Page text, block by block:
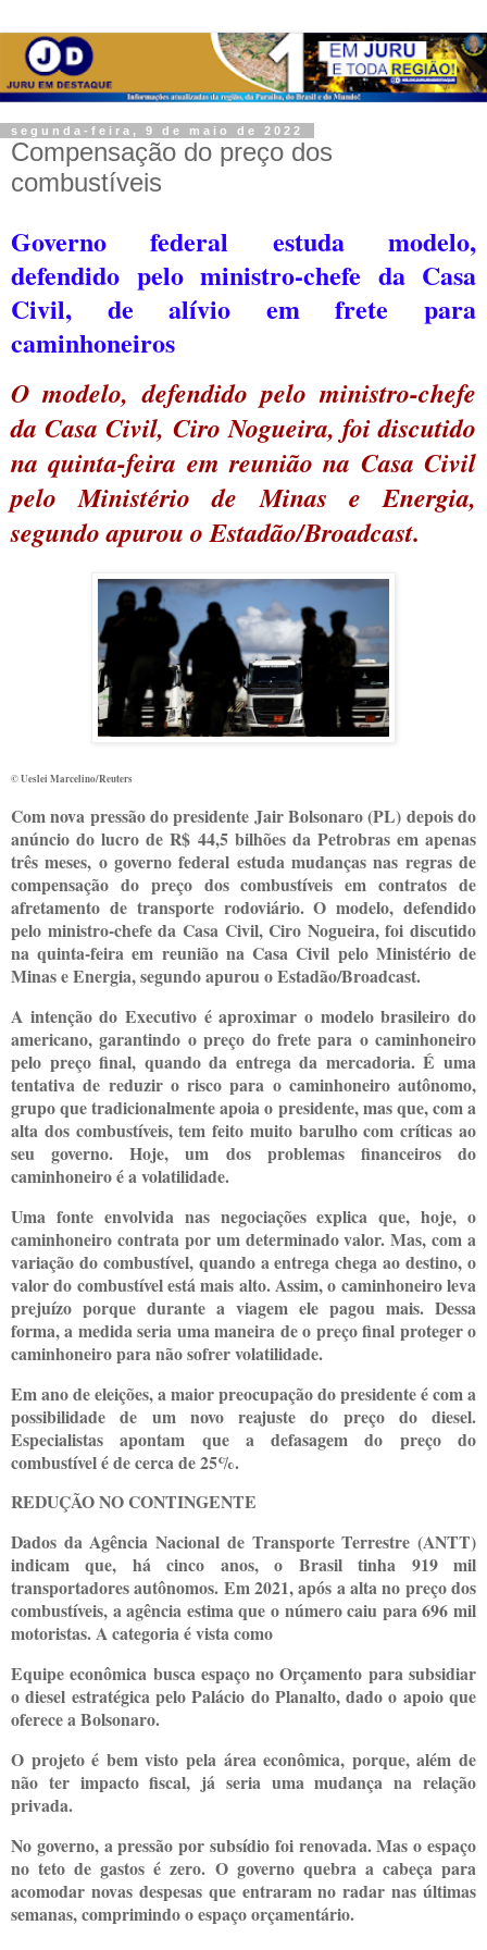
segunda-feira, 9 de maio de 2022
Compensação do preço dos
combustíveis
Governo federal estuda modelo,
defendido pelo ministro-chefe da Casa
Civil, de alívio em frete para
caminhoneiros
O modelo, defendido pelo ministro-chefe
da Casa Civil, Ciro Nogueira, foi discutido
na quinta-feira em reunião na Casa Civil
pelo Ministério de Minas e Energia,
segundo apurou o Estadão/Broadcast.
© Ueslei Marcelino/Reuters
Com nova pressão do presidente Jair Bolsonaro (PL) depois do
anúncio do lucro de R$ 44,5 bilhões da Petrobras em apenas
três meses, o governo federal estuda mudanças nas regras de
compensação do preço dos combustíveis em contratos de
afretamento de transporte rodoviário. O modelo, defendido
pelo ministro-chefe da Casa Civil, Ciro Nogueira, foi discutido
na quinta-feira em reunião na Casa Civil pelo Ministério de
Minas e Energia, segundo apurou o Estadão/Broadcast.
A intenção do Executivo é aproximar o modelo brasileiro do
americano, garantindo o preço do frete para o caminhoneiro
pelo preço final, quando da entrega da mercadoria. É uma
tentativa de reduzir o risco para o caminhoneiro autônomo,
grupo que tradicionalmente apoia o presidente, mas que, com a
alta dos combustíveis, tem feito muito barulho com críticas ao
seu governo. Hoje, um dos problemas financeiros do
caminhoneiro é a volatilidade.
Uma fonte envolvida nas negociações explica que, hoje, o
caminhoneiro contrata por um determinado valor. Mas, com a
variação do combustível, quando a entrega chega ao destino, o
valor do combustível está mais alto. Assim, o caminhoneiro leva
prejuízo porque durante a viagem ele pagou mais. Dessa
forma, a medida seria uma maneira de o preço final proteger o
caminhoneiro para não sofrer volatilidade.
Em ano de eleições, a maior preocupação do presidente é com a
possibilidade de um novo reajuste do preço do diesel.
Especialistas apontam que a defasagem do preço do
combustível é de cerca de 25%.
REDUÇÃO NO CONTINGENTE
Dados da Agência Nacional de Transporte Terrestre (ANTT)
indicam que, há cinco anos, o Brasil tinha 919 mil
transportadores autônomos. Em 2021, após a alta no preço dos
combustíveis, a agência estima que o número caiu para 696 mil
motoristas. A categoria é vista como
Equipe econômica busca espaço no Orçamento para subsidiar
o diesel estratégica pelo Palácio do Planalto, dado o apoio que
oferece a Bolsonaro.
O projeto é bem visto pela área econômica, porque, além de
não ter impacto fiscal, já seria uma mudança na relação
privada.
No governo, a pressão por subsídio foi renovada. Mas o espaço
no teto de gastos é zero. O governo quebra a cabeça para
acomodar novas despesas que entraram no radar nas últimas
semanas, comprimindo o espaço orçamentário.